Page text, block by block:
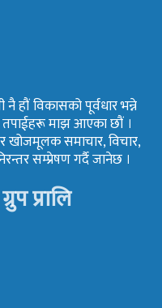
हौं विकासको पूर्वधार भन्ने
तपाईहरू माझ आएका छौं ।
खोजमूलक समाचार, विचार,
सम्प्रेषण गर्दै जानेछ ।
प्रालि